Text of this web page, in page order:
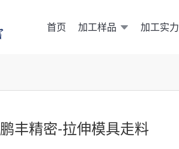
首页 加工样品 加工实力
鹏丰精密-拉伸模具走料